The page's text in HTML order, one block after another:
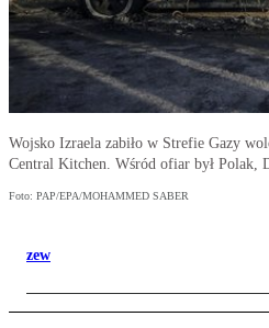
Wojsko Izraela zabiło w Strefie Gazy
Central Kitchen. Wśród ofiar był Polak,
Foto: PAP/EPA/MOHAMMED SABER
zew